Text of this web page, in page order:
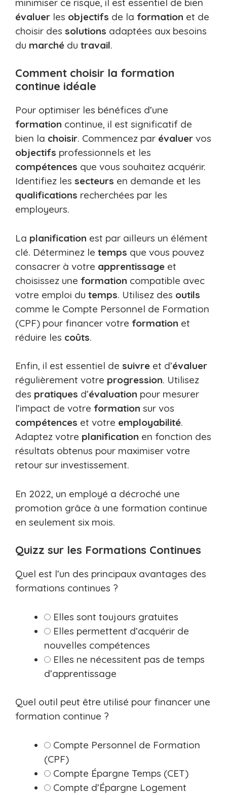
évaluer les objectifs de la formation et de
choisir des solutions adaptées aux besoins
du marché du travail.
Comment choisir la formation
continue idéale
Pour optimiser les bénéfices d’une
formation continue, il est significatif de
bien la choisir. Commencez par évaluer vos
objectifs professionnels et les
compétences que vous souhaitez acquérir.
Identifiez les secteurs en demande et les
qualifications recherchées par les
employeurs.
La planification est par ailleurs un élément
clé. Déterminez le temps que vous pouvez
consacrer à votre apprentissage et
choisissez une formation compatible avec
votre emploi du temps. Utilisez des outils
comme le Compte Personnel de Formation
(CPF) pour financer votre formation et
réduire les coûts.
Enfin, il est essentiel de suivre et d’évaluer
régulièrement votre progression. Utilisez
des pratiques d’évaluation pour mesurer
l’impact de votre formation sur vos
compétences et votre employabilité.
Adaptez votre planification en fonction des
résultats obtenus pour maximiser votre
retour sur investissement.
En 2022, un employé a décroché une
promotion grâce à une formation continue
en seulement six mois.
Quizz sur les Formations Continues
Quel est l’un des principaux avantages des
formations continues ?
Elles sont toujours gratuites
Elles permettent d’acquérir de
nouvelles compétences
Elles ne nécessitent pas de temps
d’apprentissage
Quel outil peut être utilisé pour financer une
formation continue ?
Compte Personnel de Formation
(CPF)
Compte Épargne Temps (CET)
Compte d’Épargne Logement